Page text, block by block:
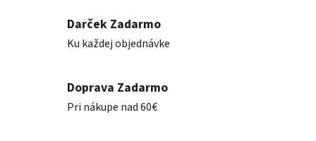
Darček Zadarmo
Ku každej objednávke
Doprava Zadarmo
Pri nákupe nad 60€